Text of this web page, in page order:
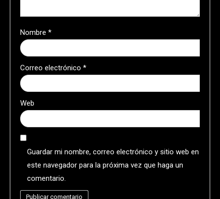
Nombre *
Correo electrónico *
Web
Guardar mi nombre, correo electrónico y sitio web en
este navegador para la próxima vez que haga un
comentario.